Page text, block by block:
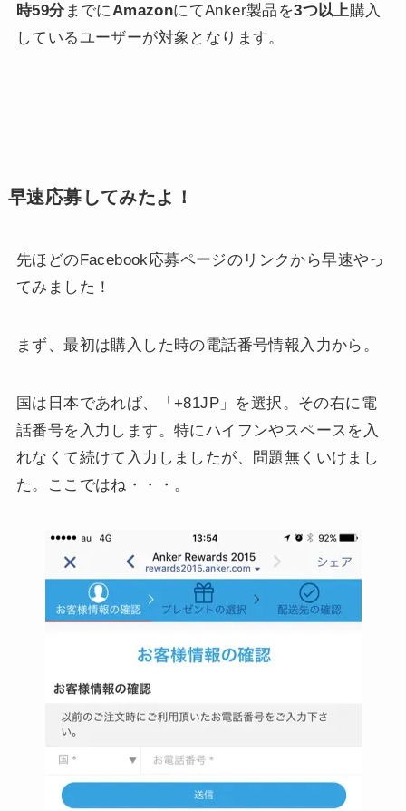
時59分 までにAmazonにてAnker製品を3つ以上購入
しているユーザーが対象となります。
早速応募してみたよ！
先ほどのFacebook応募ページのリンクから早速やっ
てみました！
まず、最初は購入した時の電話番号情報入力から。
国は日本であれば、「+81JP」を選択。その右に電
話番号を入力します。特にハイフンやスペースを入
れなくて続けて入力しましたが、問題無くいけまし
た。ここではね・・・。